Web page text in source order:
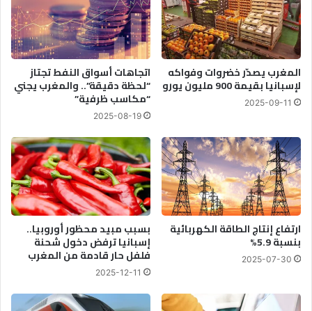
المغرب يصدّر خضروات وفواكه
لإسبانيا بقيمة 900 مليون يورو
2025-09-11
اتجاهات أسواق النفط تجتاز
“لحظة دقيقة”.. والمغرب يجني
“مكاسب ظرفية”
2025-08-19
ارتفاع إنتاج الطاقة الكهربائية
بنسبة 5.9%
2025-07-30
بسبب مبيد محظور أوروبيا..
إسبانيا ترفض دخول شحنة
فلفل حار قادمة من المغرب
2025-12-11